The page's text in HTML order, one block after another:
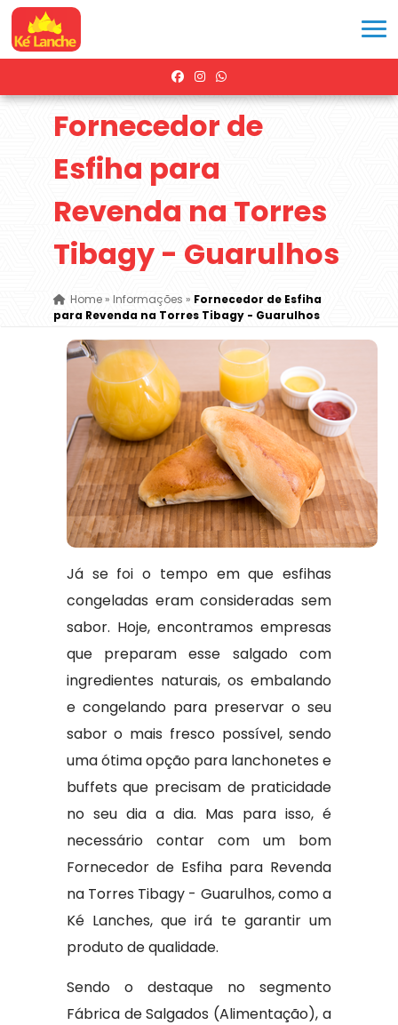
Fornecedor de
Esfiha para
Revenda na Torres
Tibagy - Guarulhos
Home» Informações » Fornecedor de Esfiha
para Revenda na Torres Tibagy - Guarulhos
Já se foi o tempo em que esfihas
congeladas eram consideradas sem
sabor. Hoje, encontramos empresas
que preparam esse salgado com
ingredientes naturais, os embalando
e congelando para preservar o seu
sabor o mais fresco possível, sendo
uma ótima opção para lanchonetes e
buffets que precisam de praticidade
no seu dia a dia. Mas para isso, é
necessário contar com um bom
Fornecedor de Esfiha para Revenda
na Torres Tibagy - Guarulhos, como a
Ké Lanches, que irá te garantir um
produto de qualidade.
Sendo o destaque no segmento
Fábrica de Salgados (Alimentação), a